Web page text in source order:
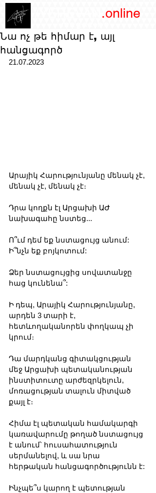
.online
Նա ոչ թե հիմար է, այլ
հանցագործ
21.07.2023
Արայիկ Հարությունյանը մենակ չէ,
մենակ չէ, մենակ չէ։
Դրա կողքն էլ Արցախի ԱԺ
նախագահը նստեց...
Ո՞ւմ դեմ եք նստացույց անում:
Ի՞նչն եք բոյկոտում:
Ձեր նստացույցից սովատանջը
հաց կունենա՞:
Ի դեպ, Արայիկ Հարությունյանը,
արդեն 3 տարի է,
հետևողականորեն փողկապ չի
կրում։
Դա մարդկանց գիտակցության
մեջ Արցախի պետականության
ինստիտուտը արժեզրկելուն,
մոռացության տալուն միտված
քայլ է։
Հիմա էլ պետական համակարգի
կառավարումը թողած նստացույց
է անում՝ հուսահատություն
սերմանելով, և սա նրա
հերթական հանցագործությունն է:
Ինչպե՞ս կարող է պետության